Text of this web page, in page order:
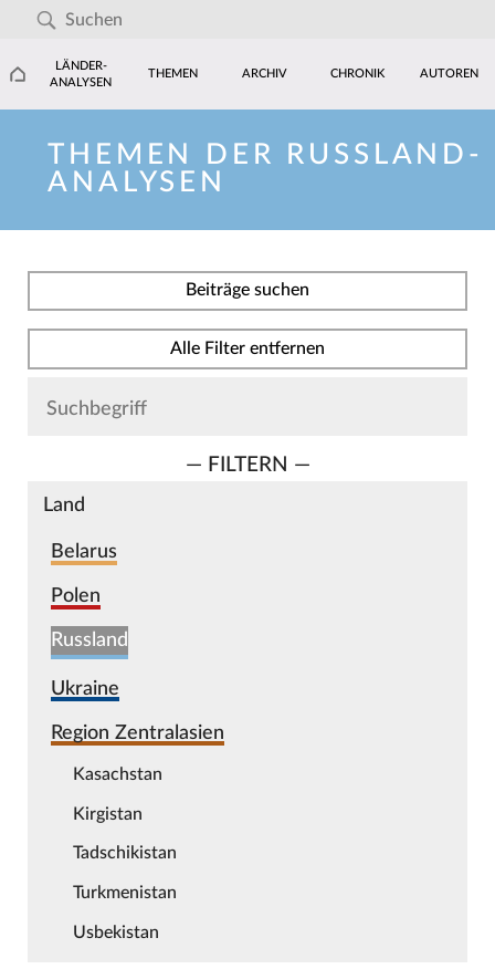
LÄNDER-
ANALYSEN
THEMEN ARCHIV CHRONIK AUTOREN
THEMEN DER RUSSLAND-
ANALYSEN
Beiträge suchen
Alle Filter entfernen
— FILTERN —
Land
Belarus
Polen
Russland
Ukraine
Region Zentralasien
Kasachstan
Kirgistan
Tadschikistan
Turkmenistan
Usbekistan